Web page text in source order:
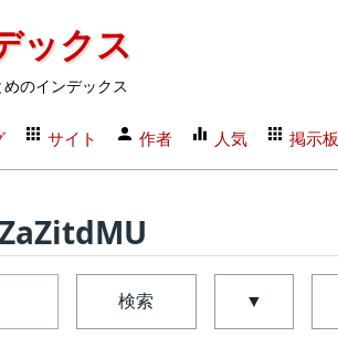
ックス
のインデックス
サイト 作者 人気 掲示板
検索 ▼